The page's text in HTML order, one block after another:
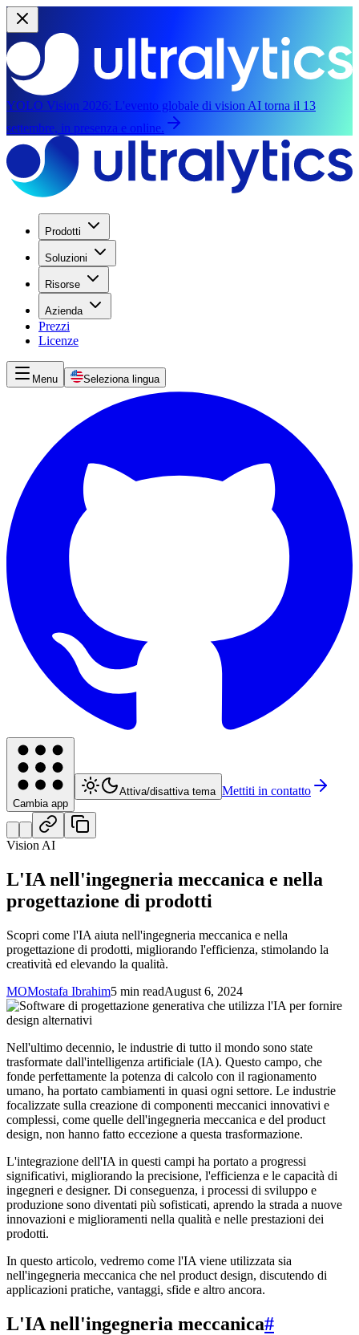
YOLO Vision 2026: L'evento globale di vision AI torna il 13
settembre, in presenza e online.
Prodotti
Soluzioni
Risorse
Azienda
Prezzi
Licenze
Menu Seleziona lingua
Cambia app
Attiva/disattiva tema Mettiti in contatto
Vision AI
L'IA nell'ingegneria meccanica e nella
progettazione di prodotti
Scopri come l'IA aiuta nell'ingegneria meccanica e nella
progettazione di prodotti, migliorando l'efficienza, stimolando la
creatività ed elevando la qualità.
MOMostafa Ibrahim5 min readAugust 6, 2024
Nell'ultimo decennio, le industrie di tutto il mondo sono state
trasformate dall'intelligenza artificiale (IA). Questo campo, che
fonde perfettamente la potenza di calcolo con il ragionamento
umano, ha portato cambiamenti in quasi ogni settore. Le industrie
focalizzate sulla creazione di componenti meccanici innovativi e
complessi, come quelle dell'ingegneria meccanica e del product
design, non hanno fatto eccezione a questa trasformazione.
L'integrazione dell'IA in questi campi ha portato a progressi
significativi, migliorando la precisione, l'efficienza e le capacità di
ingegneri e designer. Di conseguenza, i processi di sviluppo e
produzione sono diventati più sofisticati, aprendo la strada a nuove
innovazioni e miglioramenti nella qualità e nelle prestazioni dei
prodotti.
In questo articolo, vedremo come l'IA viene utilizzata sia
nell'ingegneria meccanica che nel product design, discutendo di
applicazioni pratiche, vantaggi, sfide e altro ancora.
L'IA nell'ingegneria meccanica#